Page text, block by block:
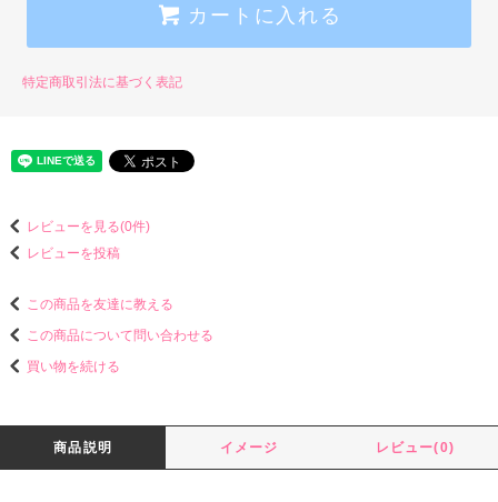
カートに入れる
特定商取引法に基づく表記
レビューを見る(0件)
レビューを投稿
この商品を友達に教える
この商品について問い合わせる
買い物を続ける
商品説明 イメージ レビュー(0)